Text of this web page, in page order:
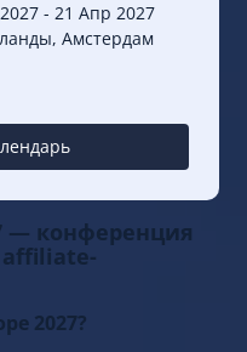
- 21 Апр 2027
Амстердам
— конференция
affiliate-
2027?